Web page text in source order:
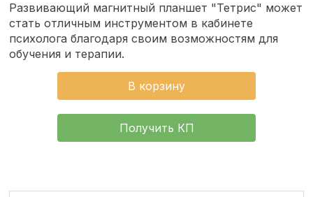
Развивающий магнитный планшет "Тетрис" может
стать отличным инструментом в кабинете
психолога благодаря своим возможностям для
обучения и терапии.
В корзину
Получить КП